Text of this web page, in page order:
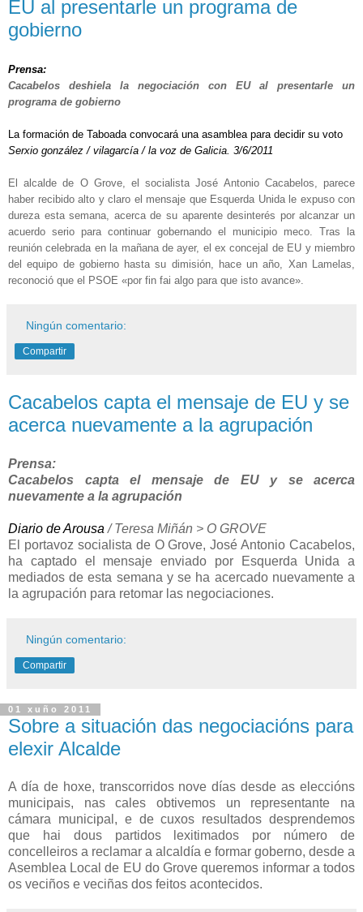
EU al presentarle un programa de
gobierno
Prensa:
Cacabelos deshiela la negociación con EU al presentarle un
programa de gobierno
La formación de Taboada convocará una asamblea para decidir su voto
Serxio gonzález / vilagarcía / la voz de Galicia. 3/6/2011
El alcalde de O Grove, el socialista José Antonio Cacabelos , parece
haber recibido alto y claro el mensaje que Esquerda Unida le expuso con
dureza esta semana, acerca de su aparente desinterés por alcanzar un
acuerdo serio para continuar gobernando el municipio meco. Tras la
reunión celebrada en la mañana de ayer, el ex concejal de EU y miembro
del equipo de gobierno hasta su dimisión, hace un año, Xan Lamelas,
reconoció que el PSOE «por fin fai algo para que isto avance».
Ningún comentario:
Compartir
Cacabelos capta el mensaje de EU y se
acerca nuevamente a la agrupación
Prensa:
Cacabelos capta el mensaje de EU y se acerca
nuevamente a la agrupación
Diario de Arousa / Teresa Miñán > O GROVE
El portavoz socialista de O Grove, José Antonio Cacabelos,
ha captado el mensaje enviado por Esquerda Unida a
mediados de esta semana y se ha acercado nuevamente a
la agrupación para retomar las negociaciones.
Ningún comentario:
Compartir
01 xuño 2011
Sobre a situación das negociacións para
elexir Alcalde
A día de hoxe, transcorridos nove días desde as eleccións
municipais, nas cales obtivemos un representante na
cámara municipal, e de cuxos resultados desprendemos
que hai dous partidos lexitimados por número de
concelleiros a reclamar a alcaldía e formar goberno, desde a
Asemblea Local de EU do Grove queremos informar a todos
os veciños e veciñas dos feitos acontecidos.